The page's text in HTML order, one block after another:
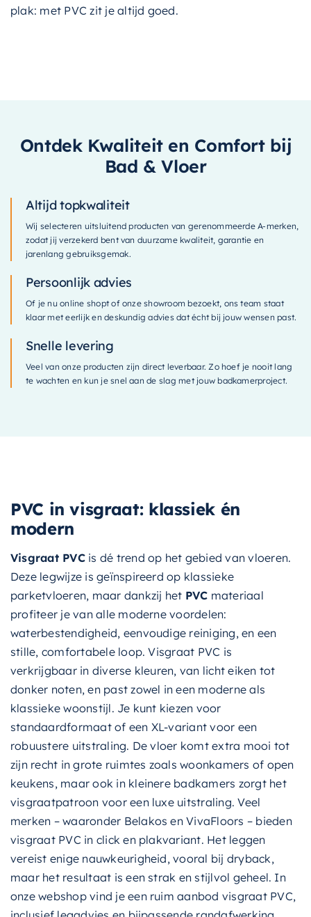
plak: met PVC zit je altijd goed.
Ontdek Kwaliteit en Comfort bij
Bad & Vloer
Altijd topkwaliteit
Wij selecteren uitsluitend producten van gerenommeerde A-merken,
zodat jij verzekerd bent van duurzame kwaliteit, garantie en
jarenlang gebruiksgemak.
Persoonlijk advies
Of je nu online shopt of onze showroom bezoekt, ons team staat
klaar met eerlijk en deskundig advies dat écht bij jouw wensen past.
Snelle levering
Veel van onze producten zijn direct leverbaar. Zo hoef je nooit lang
te wachten en kun je snel aan de slag met jouw badkamerproject.
PVC in visgraat: klassiek én
modern
Visgraat PVCis dé trend op het gebied van vloeren.
Deze legwijze is geïnspireerd op klassieke
parketvloeren, maar dankzij het PVC materiaal
profiteer je van alle moderne voordelen:
waterbestendigheid, eenvoudige reiniging, en een
stille, comfortabele loop. Visgraat PVC is
verkrijgbaar in diverse kleuren, van licht eiken tot
donker noten, en past zowel in een moderne als
klassieke woonstijl. Je kunt kiezen voor
standaardformaat of een XL-variant voor een
robuustere uitstraling. De vloer komt extra mooi tot
zijn recht in grote ruimtes zoals woonkamers of open
keukens, maar ook in kleinere badkamers zorgt het
visgraatpatroon voor een luxe uitstraling. Veel
merken – waaronder Belakos en VivaFloors – bieden
visgraat PVC in click en plakvariant. Het leggen
vereist enige nauwkeurigheid, vooral bij dryback,
maar het resultaat is een strak en stijlvol geheel. In
onze webshop vind je een ruim aanbod visgraat PVC,